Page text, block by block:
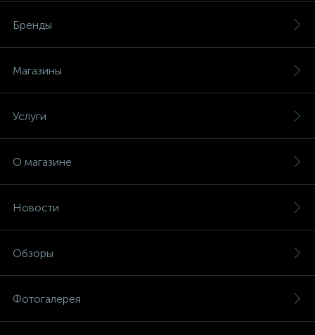
Бренды
Магазины
Услуги
О магазине
Новости
Обзоры
Фотогалерея